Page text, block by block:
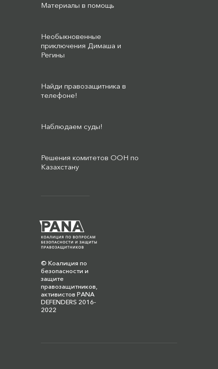
© Коалиция по
безопасности и
защите
правозащитников,
активистов PANA
DEFENDERS 2016-
2022
Материалы в помощь
Необыкновенные
приключения Димаша и
Регины
Найди правозащитника в
телефоне!
Наблюдаем суды!
Решения комитетов ООН по
Казахстану